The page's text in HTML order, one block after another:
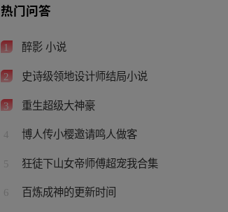
热门问答
1 醉影 小说
2 史诗级领地设计师结局小说
3 重生超级大神豪
4 博人传小樱邀请鸣人做客
5 狂徒下山女帝师傅超宠我合集
6 百炼成神的更新时间